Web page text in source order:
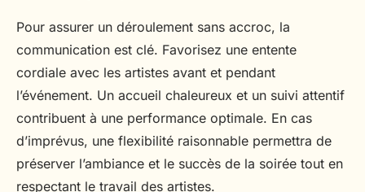
Pour assurer un déroulement sans accroc, la
communication est clé. Favorisez une entente
cordiale avec les artistes avant et pendant
l’événement. Un accueil chaleureux et un suivi attentif
contribuent à une performance optimale. En cas
d’imprévus, une flexibilité raisonnable permettra de
préserver l’ambiance et le succès de la soirée tout en
respectant le travail des artistes.